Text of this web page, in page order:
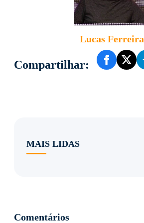
Lucas Ferreira
Compartilhar:
MAIS LIDAS
Comentários